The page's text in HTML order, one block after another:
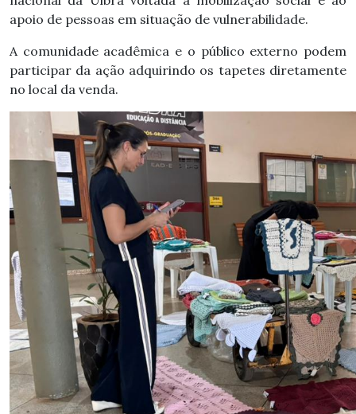
apoio de pessoas em situação de vulnerabilidade.
A comunidade acadêmica e o público externo podem
participar da ação adquirindo os tapetes diretamente
no local da venda.